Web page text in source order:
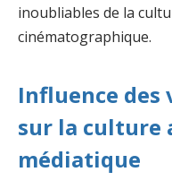
inoubliables de la
cinématographique.
Influence des
sur la culture
médiatique